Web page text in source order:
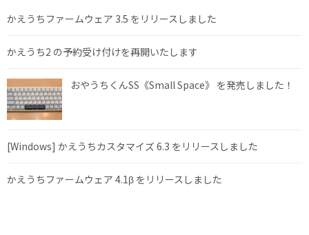
かえうちファームウェア 3.5 をリリースしました
かえうち2 の予約受け付けを再開いたします
おやうちくんSS《Small Space》 を発売しました！
[Windows] かえうちカスタマイズ 6.3 をリリースしました
かえうちファームウェア 4.1β をリリースしました